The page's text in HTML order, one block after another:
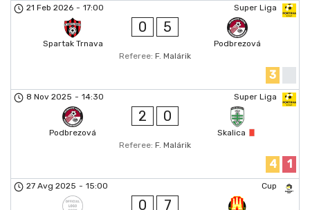
Super Liga
21 Feb 2026 - 17:00
Spartak Trnava
0 5
Podbrezová
Referee: F. Malárik
3
Super Liga
8 Nov 2025 - 14:30
Podbrezová
2 0
Skalica
Referee: F. Malárik
4 1
Cup
27 Avg 2025 - 15:00
0 7